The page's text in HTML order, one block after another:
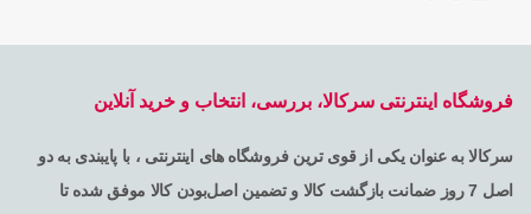
فروشگاه اینترنتی سرکالا، بررسی، انتخاب و خرید آنلاین
سرکالا به عنوان یکی از قوی ترین فروشگاه های اینترنتی ، با پایبندی به دو
اصل 7 روز ضمانت بازگشت کالا و تضمین اصل‌بودن کالا موفق شده تا